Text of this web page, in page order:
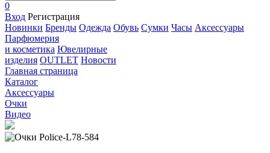
0
Вход Регистрация
Новинки Бренды Одежда Обувь Сумки Часы Аксессуары
Парфюмерия
и косметика Ювелирные
изделия OUTLET Новости
Главная страница
Каталог
Аксессуары
Очки
Видео